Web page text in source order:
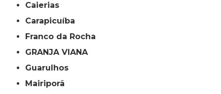
Caierias
Carapicuíba
Franco da Rocha
GRANJA VIANA
Guarulhos
Mairiporã